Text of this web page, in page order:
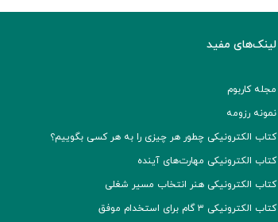
لینک‌های مفید
مجله کاربوم
نمونه رزومه
کتاب الکترونیکی چطور هر چیزی را به هر کسی بگوییم؟
کتاب الکترونیکی مهارت‌های آینده
کتاب الکترونیکی هنر انتخاب مسیر شغلی
کتاب الکترونیکی ۳ گام برای استخدام موفق